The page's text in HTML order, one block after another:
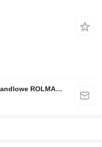
Przedsiębiorstwo Produkcyjno-Handlowe ROLMAPOL Marcin Dziekan